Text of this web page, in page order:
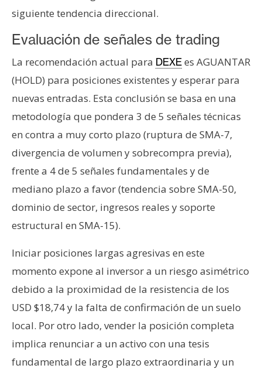
siguiente tendencia direccional.
Evaluación de señales de trading
La recomendación actual para DEXEes AGUANTAR
(HOLD) para posiciones existentes y esperar para
nuevas entradas. Esta conclusión se basa en una
metodología que pondera 3 de 5 señales técnicas
en contra a muy corto plazo (ruptura de SMA-7,
divergencia de volumen y sobrecompra previa),
frente a 4 de 5 señales fundamentales y de
mediano plazo a favor (tendencia sobre SMA-50,
dominio de sector, ingresos reales y soporte
estructural en SMA-15).
Iniciar posiciones largas agresivas en este
momento expone al inversor a un riesgo asimétrico
debido a la proximidad de la resistencia de los
USD $18,74 y la falta de confirmación de un suelo
local. Por otro lado, vender la posición completa
implica renunciar a un activo con una tesis
fundamental de largo plazo extraordinaria y un